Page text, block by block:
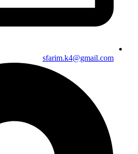
sfarim.k4@gmail.com